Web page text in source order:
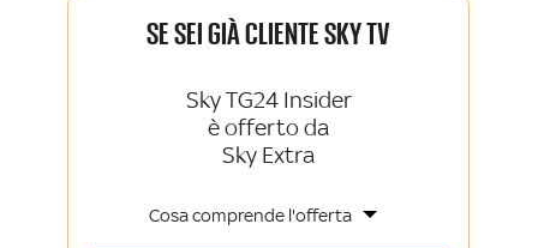
SE SEI GIÀ CLIENTE SKY TV
Sky TG24 Insider
è offerto da
Sky Extra
Cosa comprende l'offerta